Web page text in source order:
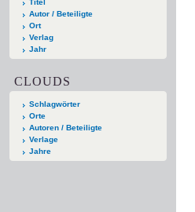
Titel
Autor / Beteiligte
Ort
Verlag
Jahr
CLOUDS
Schlagwörter
Orte
Autoren / Beteiligte
Verlage
Jahre